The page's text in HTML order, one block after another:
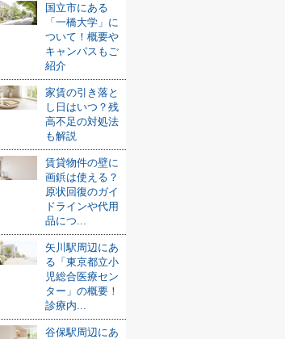
国立市にある
「一橋大学」に
ついて！概要や
キャンパスもご
紹介
家賃の引き落と
し日はいつ？残
高不足の対処法
も解説
賃貸物件の壁に
画鋲は使える？
原状回復のガイ
ドラインや代用
品につ...
矢川駅周辺にあ
る「東京都立小
児総合医療セン
ター」の概要！
診療内...
谷保駅周辺にあ